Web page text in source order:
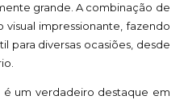
grande. A combinação de
impressionante, fazendo
para diversas ocasiões, desde
é um verdadeiro destaque em